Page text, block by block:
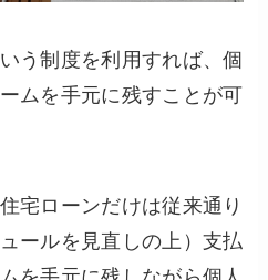
いう制度を利用すれば、個
ムを手元に残すことが可
宅ローンだけは従来通り
ールを見直しの上）支払